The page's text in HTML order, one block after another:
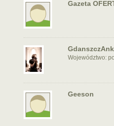
Gazeta
Województwo:
Geeson